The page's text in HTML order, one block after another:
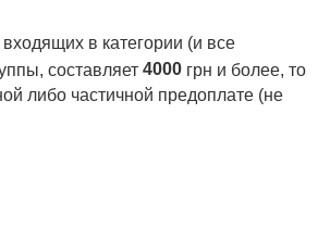
в категории (и все
составляет 4000 грн и более, то
либо частичной предоплате (не